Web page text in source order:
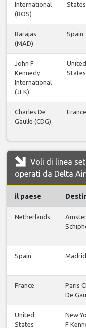
International
(BOS)
States
Barajas
(MAD)
Spain
John F
Kennedy
International
(JFK)
United
States
Charles De
Gaulle (CDG)
France
Voli di linea
operati da Delta
il paese
Netherlands
Spain Madrid
France
Paris
De
United
States
New
F